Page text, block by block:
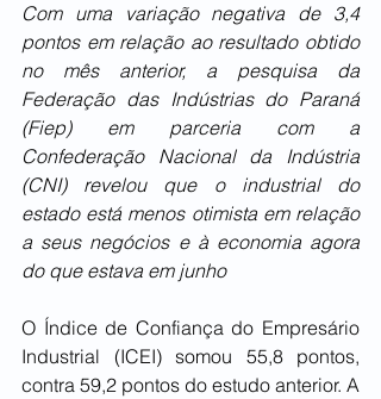
Com uma variação negativa de 3,4
pontos em relação ao resultado obtido
no mês anterior, a pesquisa da
Federação das Indústrias do Paraná
(Fiep) em parceria com a
Confederação Nacional da Indústria
(CNI) revelou que o industrial do
estado está menos otimista em relação
a seus negócios e à economia agora
do que estava em junho
O Índice de Confiança do Empresário
Industrial (ICEI) somou 55,8 pontos,
contra 59,2 pontos do estudo anterior. A